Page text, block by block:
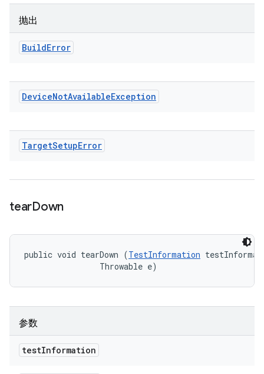
抛出
BuildError
DeviceNotAvailableException
TargetSetupError
tearDown
public void tearDown (TestInformation
                Throwable e)
参数
testInformation